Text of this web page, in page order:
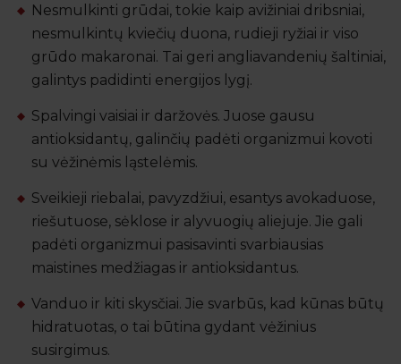
Nesmulkinti grūdai, tokie kaip avižiniai dribsniai,
nesmulkintų kviečių duona, rudieji ryžiai ir viso
grūdo makaronai. Tai geri angliavandenių šaltiniai,
galintys padidinti energijos lygį.
Spalvingi vaisiai ir daržovės. Juose gausu
antioksidantų, galinčių padėti organizmui kovoti
su vėžinėmis ląstelėmis.
Sveikieji riebalai, pavyzdžiui, esantys avokaduose,
riešutuose, sėklose ir alyvuogių aliejuje. Jie gali
padėti organizmui pasisavinti svarbiausias
maistines medžiagas ir antioksidantus.
Vanduo ir kiti skysčiai. Jie svarbūs, kad kūnas būtų
hidratuotas, o tai būtina gydant vėžinius
susirgimus.